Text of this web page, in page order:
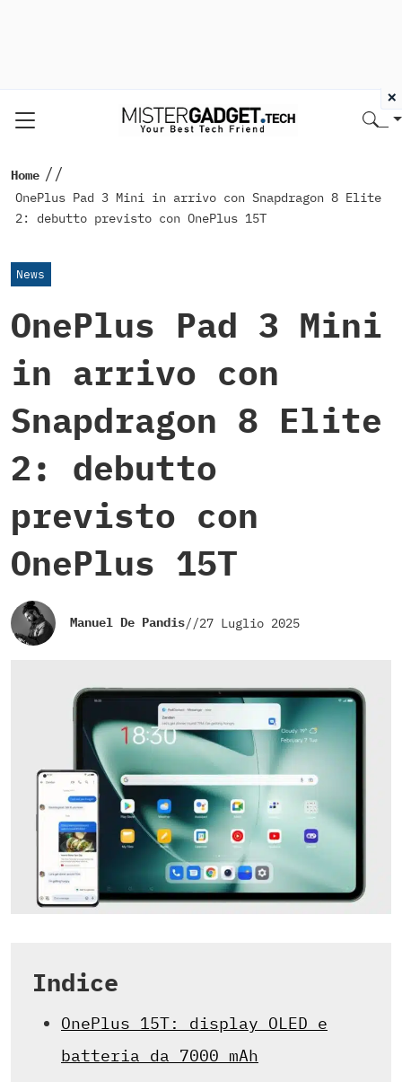
Home //
OnePlus Pad 3 Mini in arrivo con Snapdragon 8 Elite
2: debutto previsto con OnePlus 15T
News
OnePlus Pad 3 Mini
in arrivo con
Snapdragon 8 Elite
2: debutto
previsto con
OnePlus 15T
Manuel De Pandis//27 Luglio 2025
Indice
OnePlus 15T: display OLED e
batteria da 7000 mAh
×